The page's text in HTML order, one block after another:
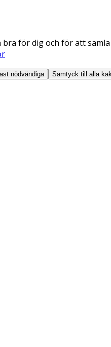
för dig och för att
nödvändiga Samtyck till alla